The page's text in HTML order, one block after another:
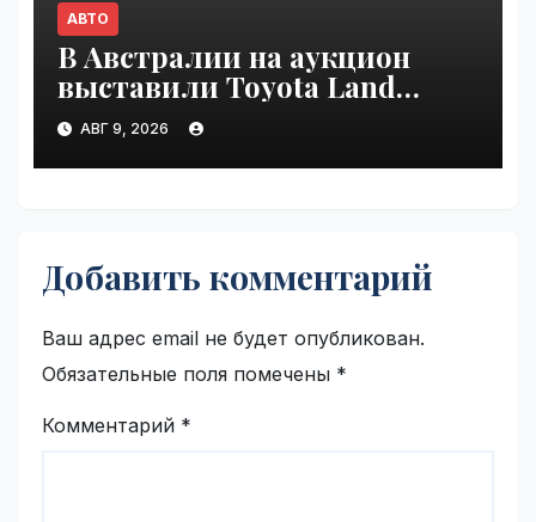
АВТО
В Австралии на аукцион
выставили Toyota Land
Cruiser 200, проехавший 1
млн км | VseTime.ru
АВГ 9, 2026
Добавить комментарий
Ваш адрес email не будет опубликован.
Обязательные поля помечены *
Комментарий *